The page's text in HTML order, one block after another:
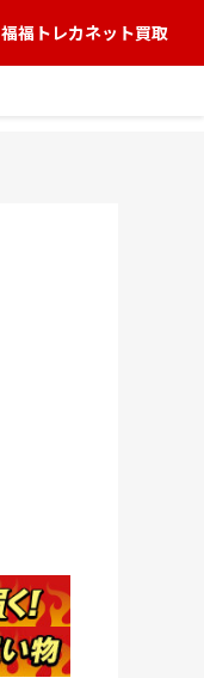
福福トレカネット買取